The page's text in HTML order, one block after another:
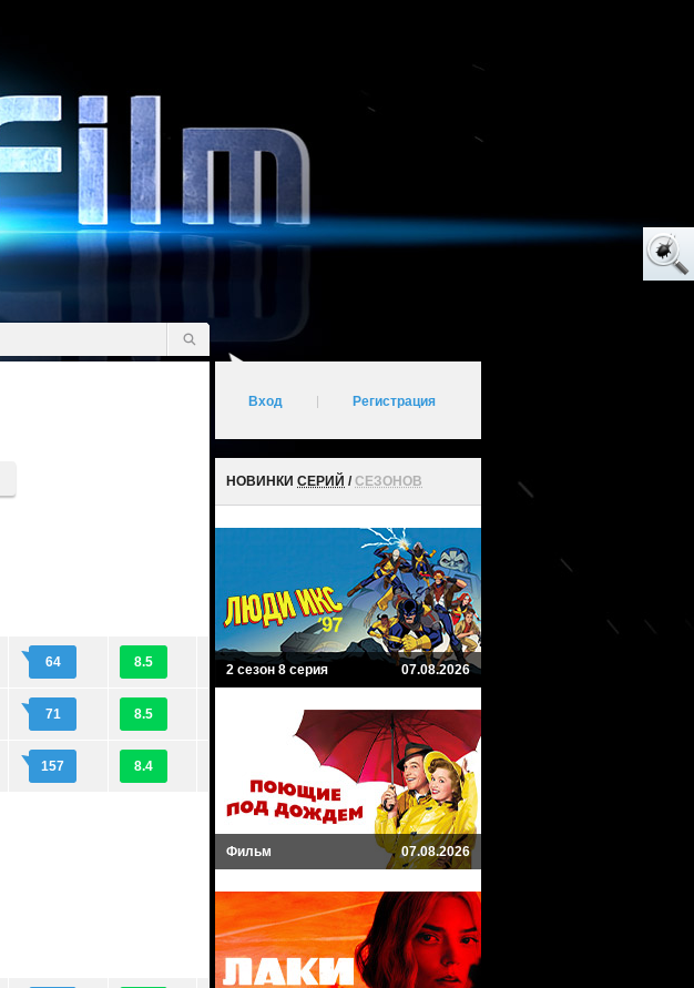
64 8.5
71 8.5
157 8.4
Вход Регистрация
НОВИНКИ СЕРИЙ /СЕЗОНОВ
2 сезон 8 серия 07.08.2026
Фильм 07.08.2026